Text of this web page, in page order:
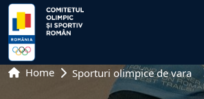
Home Sporturi olimpice de vara